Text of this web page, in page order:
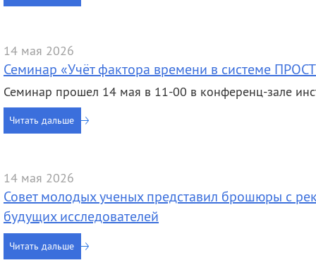
14 мая 2026
Семинар «Учёт фактора времени в системе
Семинар прошел 14 мая в 11-00 в конференц-зале
Читать дальше
14 мая 2026
Совет молодых ученых представил брошюры с
будущих исследователей
Читать дальше